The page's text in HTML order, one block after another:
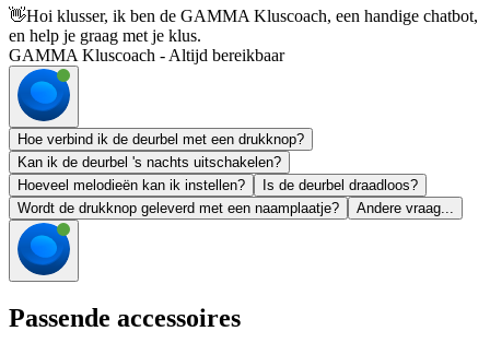
👋Hoi klusser, ik ben de GAMMA Kluscoach, een handige chatbot,
en help je graag met je klus.
GAMMA Kluscoach - Altijd bereikbaar
Hoe verbind ik de deurbel met een drukknop?
Kan ik de deurbel 's nachts uitschakelen?
Hoeveel melodieën kan ik instellen?
Is de deurbel draadloos?
Wordt de drukknop geleverd met een naamplaatje?
Andere vraag...
Passende accessoires